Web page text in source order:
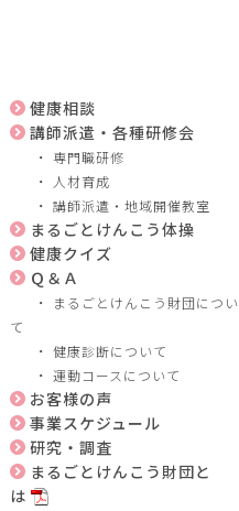
健康相談
講師派遣・各種研修会
専門職研修
人材育成
講師派遣・地域開催教室
まるごとけんこう体操
健康クイズ
Ｑ＆Ａ
まるごとけんこう財団につい
て
健康診断について
運動コースについて
お客様の声
事業スケジュール
研究・調査
まるごとけんこう財団と
は